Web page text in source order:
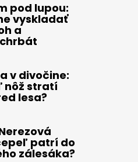
pod lupou:
vyskladať
a
v divočine:
nôž stratí
lesa?
patrí do
zálesáka?